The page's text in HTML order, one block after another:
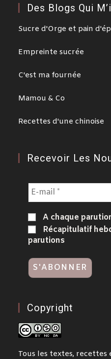
Des Blogs Qui
Sucre d'Orge et pain
Empreinte sucrée
C'est ma fournée
Mamou & Co
Recettes d'une chinoise
Recevoir Les
A chaque
Récapitulatif
parutions
Copyright
Tous les textes,